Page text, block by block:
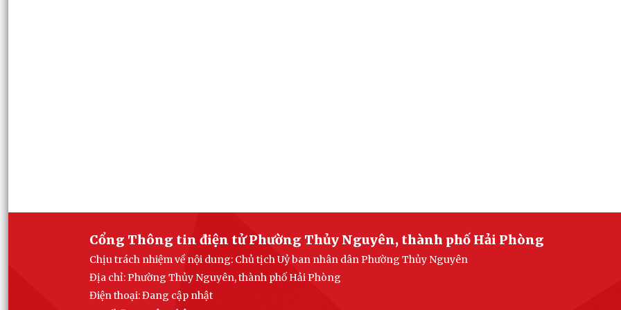
Cổng Thông tin điện tử Phường Thủy Nguyên, thành phố Hải Phòng
Chịu trách nhiệm về nội dung: Chủ tịch Uỷ ban nhân dân Phường Thủy Nguyên
Địa chỉ: Phường Thủy Nguyên, thành phố Hải Phòng
Điện thoại: Đang cập nhật